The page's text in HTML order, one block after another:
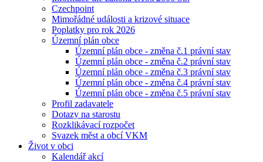
Czechpoint
Mimořádné události a krizové situace
Poplatky pro rok 2026
Územní plán obce
Územní plán obce - změna č.1 právní stav
Územní plán obce - změna č.2 právní stav
Územní plán obce - změna č.3 právní stav
Územní plán obce - změna č.4 právní stav
Územní plán obce - změna č.5 právní stav
Profil zadavatele
Dotazy na starostu
Rozklikávací rozpočet
Svazek měst a obcí VKM
Život v obci
Kalendář akcí